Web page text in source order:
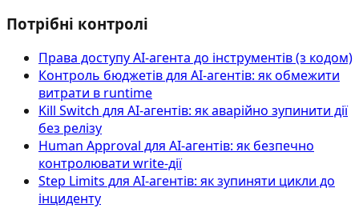
Потрібні контролі
Права доступу AI‑агента до інструментів (з кодом)
Контроль бюджетів для AI-агентів: як обмежити
витрати в runtime
Kill Switch для AI-агентів: як аварійно зупинити дії
без релізу
Human Approval для AI-агентів: як безпечно
контролювати write-дії
Step Limits для AI-агентів: як зупиняти цикли до
інциденту